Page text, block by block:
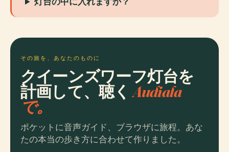
その旅を、あなたのものに
クイーンズワーフ灯台を
計画して、聴くAudiala
で。
ポケットに音声ガイド、ブラウザに旅程。あな
たの本当の歩き方に合わせて作りました。